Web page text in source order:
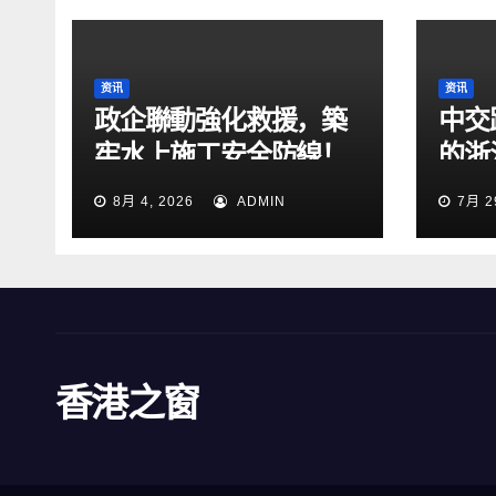
资讯
政企聯動強化救援，築
牢水上施工安全防線！
2026防汛暨水上搜救綜
8月 4, 2026 ADMIN
资讯
中
的
段交
7月
香港之窗